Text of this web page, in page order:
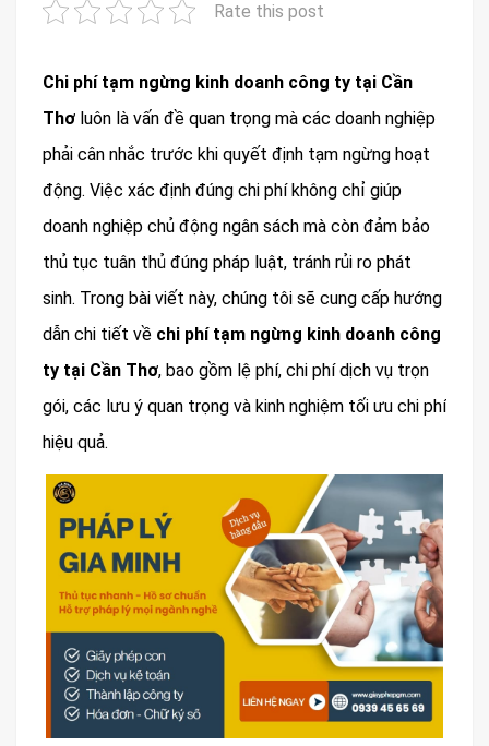
Rate this post
Chi phí tạm ngừng kinh doanh công ty tại Cần
Thơ luôn là vấn đề quan trọng mà các doanh nghiệp
phải cân nhắc trước khi quyết định tạm ngừng hoạt
động. Việc xác định đúng chi phí không chỉ giúp
doanh nghiệp chủ động ngân sách mà còn đảm bảo
thủ tục tuân thủ đúng pháp luật, tránh rủi ro phát
sinh. Trong bài viết này, chúng tôi sẽ cung cấp hướng
dẫn chi tiết về chi phí tạm ngừng kinh doanh công
ty tại Cần Thơ, bao gồm lệ phí, chi phí dịch vụ trọn
gói, các lưu ý quan trọng và kinh nghiệm tối ưu chi phí
hiệu quả.